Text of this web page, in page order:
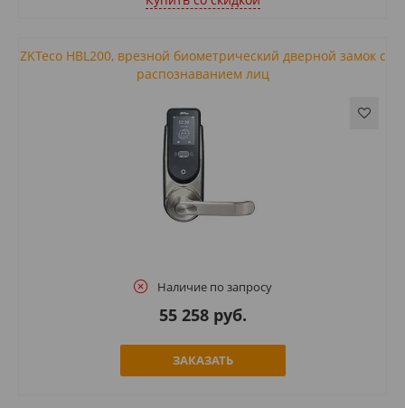
ZKTeco HBL200, врезной биометрический дверной замок с
распознаванием лиц
Наличие по запросу
55 258 руб.
ЗАКАЗАТЬ